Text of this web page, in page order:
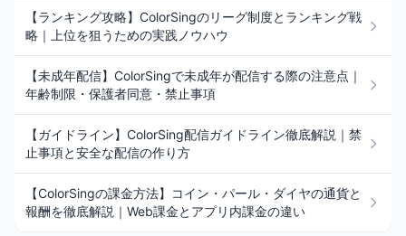
【ランキング攻略】ColorSingのリーグ制度とランキング戦
略｜上位を狙うための実践ノウハウ
【未成年配信】ColorSingで未成年が配信する際の注意点｜
年齢制限・保護者同意・禁止事項
【ガイドライン】ColorSing配信ガイドライン徹底解説｜禁
止事項と安全な配信の作り方
【ColorSingの課金方法】コイン・パール・ダイヤの通貨と
報酬を徹底解説｜Web課金とアプリ内課金の違い